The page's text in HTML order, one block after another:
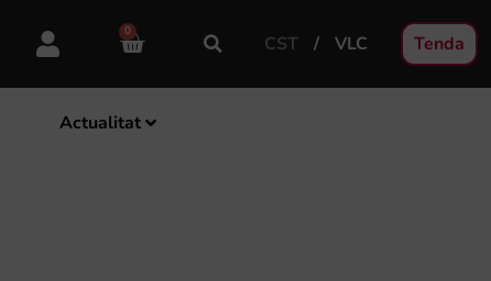
0
CST VLC Tenda
Actualitat